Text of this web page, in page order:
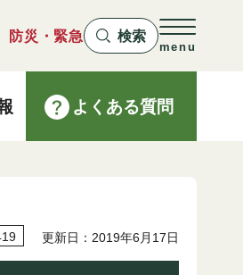
防災・緊急 検索
menu
よくある質問
更新日：2019年6月17日